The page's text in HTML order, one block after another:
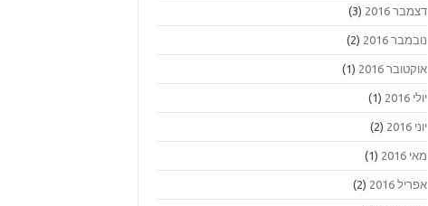
דצמבר 2016 (3)
נובמבר 2016 (2)
אוקטובר 2016 (1)
יולי 2016 (1)
יוני 2016 (2)
מאי 2016 (1)
אפריל 2016 (2)